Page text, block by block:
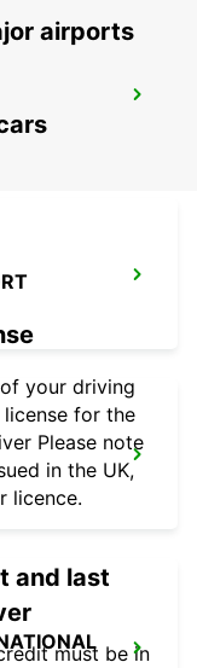
airports
your driving
for the
Please note
in the UK,
licence.
and last
must be in